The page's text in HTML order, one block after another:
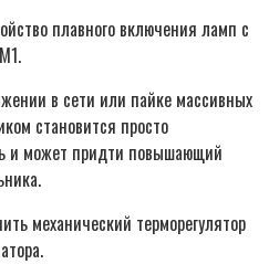
плавного включения ламп с
в сети или пайке массивных
становится просто
и может придти повышающий
механический терморегулятор